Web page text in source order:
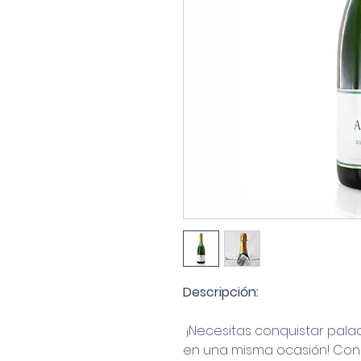
Descripción:
¡Necesitas conquistar
en una misma ocasión!